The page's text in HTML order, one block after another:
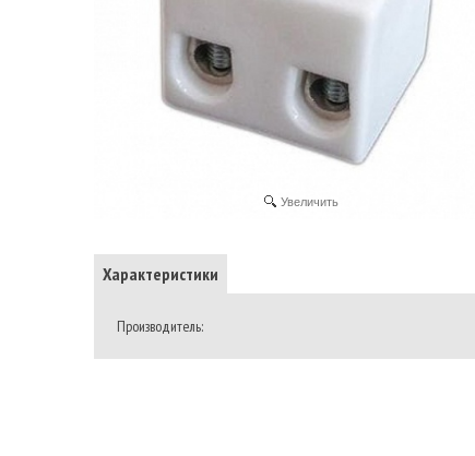
Увеличить
Характеристики
Производитель: